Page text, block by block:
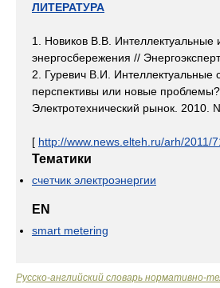
ЛИТЕРАТУРА
1. Новиков В.В. Интеллектуальные
энергосбережения //
2. Гуревич В.И. Интеллектуальные
перспективы или новые
Электротехнический рынок. 2010.
[ http://www.news.elteh.ru/arh/2011/
Тематики
счетчик электроэнергии
EN
smart metering
Русско-английский словарь нормативно-